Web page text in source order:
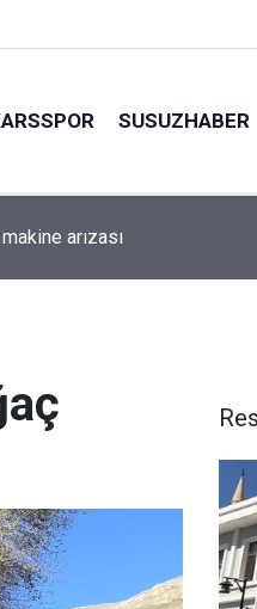
SUSUZHABER
paniğe neden oldu